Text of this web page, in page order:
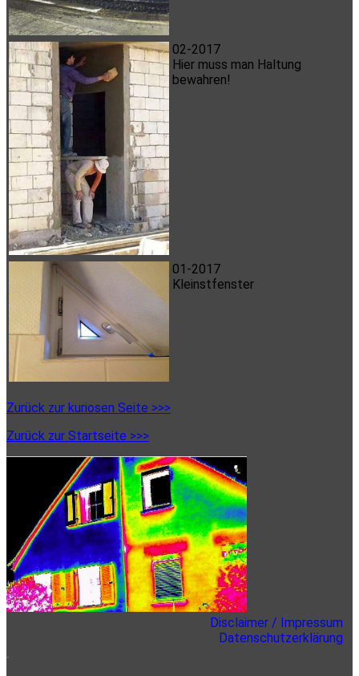
02-2017
Hier muss man Haltung
bewahren!
01-2017
Kleinstfenster
Zurück zur kuriosen Seite >>>
Zurück zur Startseite >>>
Primäre
Sidebar
Disclaimer / Impressum
Datenschutzerklärung